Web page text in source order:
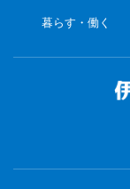
暮らす・働く